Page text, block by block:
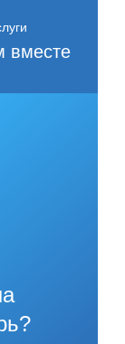
вместе